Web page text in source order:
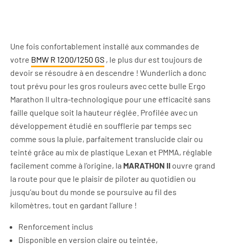
Une fois confortablement installé aux commandes de
votre BMW R 1200/1250 GS , le plus dur est toujours de
devoir se résoudre à en descendre ! Wunderlich a donc
tout prévu pour les gros rouleurs avec cette bulle Ergo
Marathon II ultra-technologique pour une efficacité sans
faille quelque soit la hauteur réglée. Profilée avec un
développement étudié en soufflerie par temps sec
comme sous la pluie, parfaitement translucide clair ou
teinté grâce au mix de plastique Lexan et PMMA, réglable
facilement comme à l’origine, la MARATHON II ouvre grand
la route pour que le plaisir de piloter au quotidien ou
jusqu’au bout du monde se poursuive au fil des
kilomètres, tout en gardant l’allure !
Renforcement inclus
Disponible en version claire ou teintée,